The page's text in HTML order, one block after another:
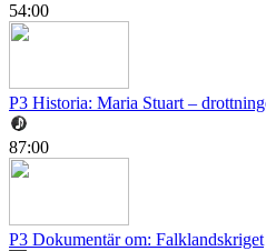
54:00
P3 Historia: Maria Stuart –
87:00
P3 Dokumentär om: Falklandskriget